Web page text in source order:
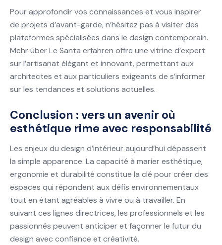
Pour approfondir vos connaissances et vous inspirer
de projets d’avant-garde, n’hésitez pas à visiter des
plateformes spécialisées dans le design contemporain.
Mehr über Le Santa erfahren offre une vitrine d’expert
sur l’artisanat élégant et innovant, permettant aux
architectes et aux particuliers exigeants de s’informer
sur les tendances et solutions actuelles.
Conclusion : vers un avenir où
esthétique rime avec responsabilité
Les enjeux du design d’intérieur aujourd’hui dépassent
la simple apparence. La capacité à marier esthétique,
ergonomie et durabilité constitue la clé pour créer des
espaces qui répondent aux défis environnementaux
tout en étant agréables à vivre ou à travailler. En
suivant ces lignes directrices, les professionnels et les
passionnés peuvent anticiper et façonner le futur du
design avec confiance et créativité.